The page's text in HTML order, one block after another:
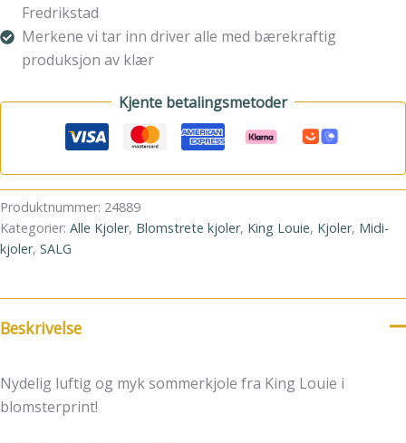
Fredrikstad
Merkene vi tar inn driver alle med bærekraftig
produksjon av klær
Kjente betalingsmetoder
Produktnummer: 24889
Kategorier: Alle Kjoler, Blomstrete kjoler, King Louie, Kjoler, Midi-
kjoler, SALG
Beskrivelse
Nydelig luftig og myk sommerkjole fra King Louie i
blomsterprint!